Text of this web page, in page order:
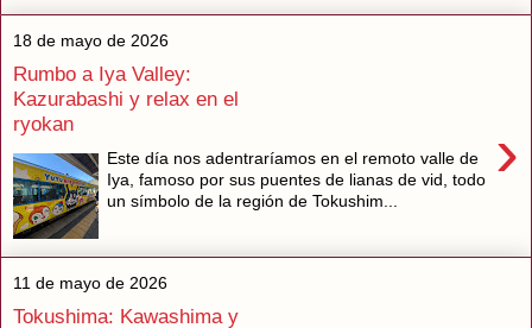
18 de mayo de 2026
Rumbo a Iya Valley:
Kazurabashi y relax en el
ryokan
›
Este día nos adentraríamos en el remoto valle de
Iya, famoso por sus puentes de lianas de vid, todo
un símbolo de la región de Tokushim...
11 de mayo de 2026
Tokushima: Kawashima y